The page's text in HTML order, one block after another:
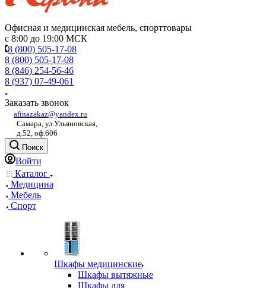
Офисная и медицинская мебель, спорттовары
с 8:00 до 19:00 МСК
8 (800) 505-17-08
8 (800) 505-17-08
8 (846) 254-56-46
8 (937) 07-49-061
Заказать звонок
afinazakaz@yandex.ru
Самара, ул.Ульяновская,
д.52, оф.606
Поиск
Войти
Каталог
Медицина
Мебель
Спорт
Шкафы медицинские
Шкафы вытяжные
Шкафы для